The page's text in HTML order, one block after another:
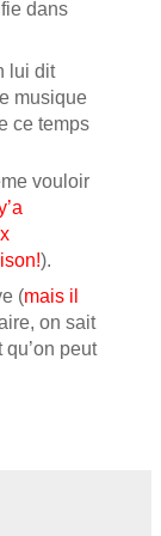
dans
lui dit
musique
ce temps
vouloir
).
(mais il
on sait
peut